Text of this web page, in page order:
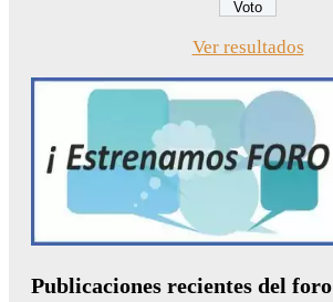
Ver resultados
Publicaciones recientes del foro